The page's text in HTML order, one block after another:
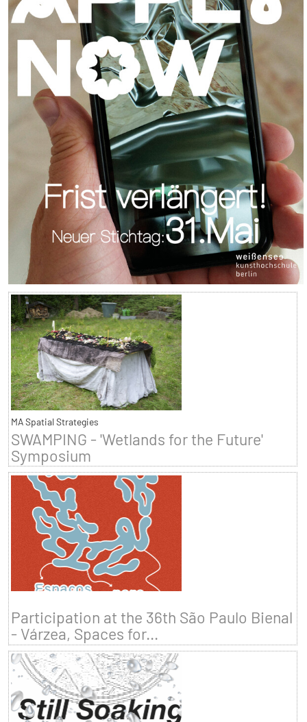
MA Spatial Strategies
SWAMPING - 'Wetlands for the Future'
Symposium
Participation at the 36th São Paulo Bienal
- Várzea, Spaces for...